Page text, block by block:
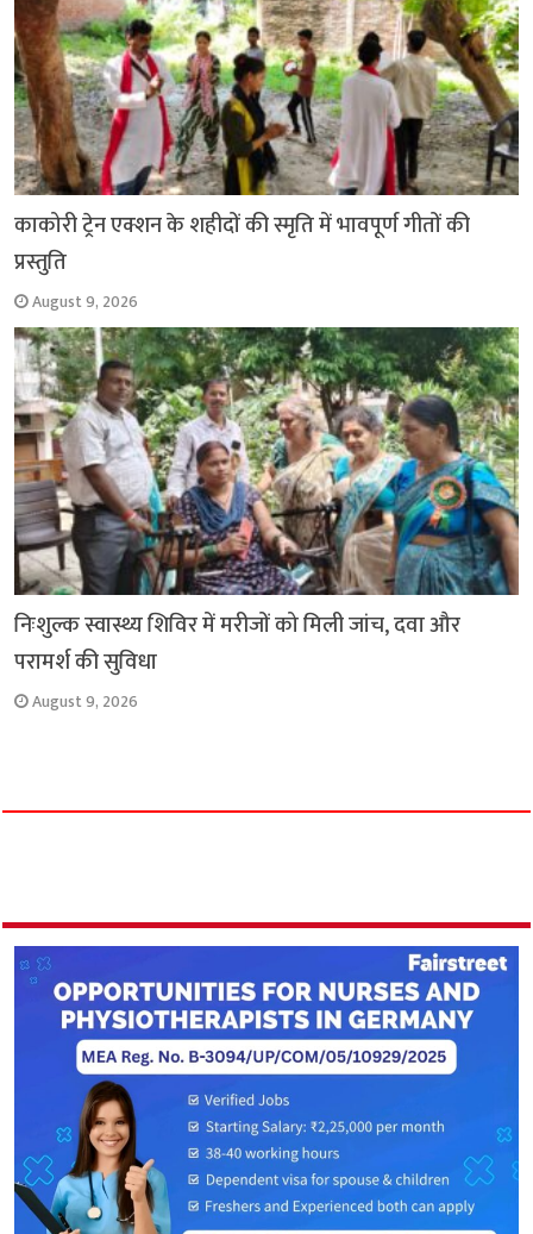
काकोरी ट्रेन एक्शन के शहीदों की स्मृति में भावपूर्ण गीतों की
प्रस्तुति
August 9, 2026
निःशुल्क स्वास्थ्य शिविर में मरीजों को मिली जांच, दवा और
परामर्श की सुविधा
August 9, 2026